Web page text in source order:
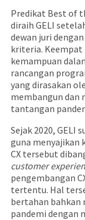
Predikat Best of
diraih GELI
dewan juri
kriteria.
kemampuan
rancangan
yang dirasakan
membangun dan
tantangan
Sejak 2020, GELI
guna menyajikan
CX tersebut
customer
pengembangan
tertentu. Hal
bertahan bahkan
pandemi dengan